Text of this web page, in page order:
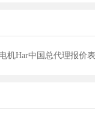
机Har中国总代理报价表